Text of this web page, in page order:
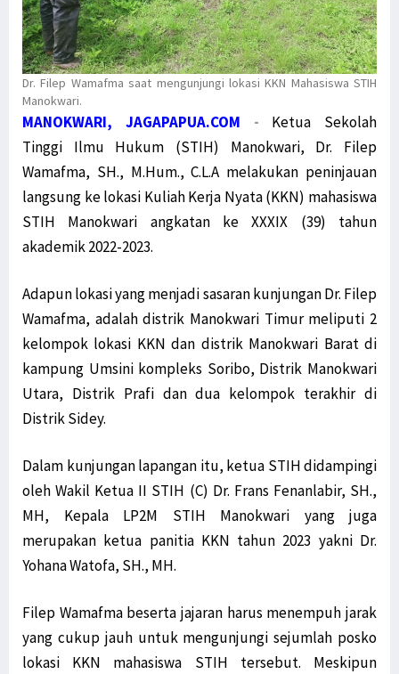
Dr. Filep Wamafma saat mengunjungi lokasi KKN Mahasiswa STIH
Manokwari.
MANOKWARI, JAGAPAPUA.COM - Ketua Sekolah
Tinggi Ilmu Hukum (STIH) Manokwari, Dr. Filep
Wamafma, SH., M.Hum., C.L.A melakukan peninjauan
langsung ke lokasi Kuliah Kerja Nyata (KKN) mahasiswa
STIH Manokwari angkatan ke XXXIX (39) tahun
akademik 2022-2023.
Adapun lokasi yang menjadi sasaran kunjungan Dr. Filep
Wamafma, adalah distrik Manokwari Timur meliputi 2
kelompok lokasi KKN dan distrik Manokwari Barat di
kampung Umsini kompleks Soribo, Distrik Manokwari
Utara, Distrik Prafi dan dua kelompok terakhir di
Distrik Sidey.
Dalam kunjungan lapangan itu, ketua STIH didampingi
oleh Wakil Ketua II STIH (C) Dr. Frans Fenanlabir, SH.,
MH, Kepala LP2M STIH Manokwari yang juga
merupakan ketua panitia KKN tahun 2023 yakni Dr.
Yohana Watofa, SH., MH.
Filep Wamafma beserta jajaran harus menempuh jarak
yang cukup jauh untuk mengunjungi sejumlah posko
lokasi KKN mahasiswa STIH tersebut. Meskipun